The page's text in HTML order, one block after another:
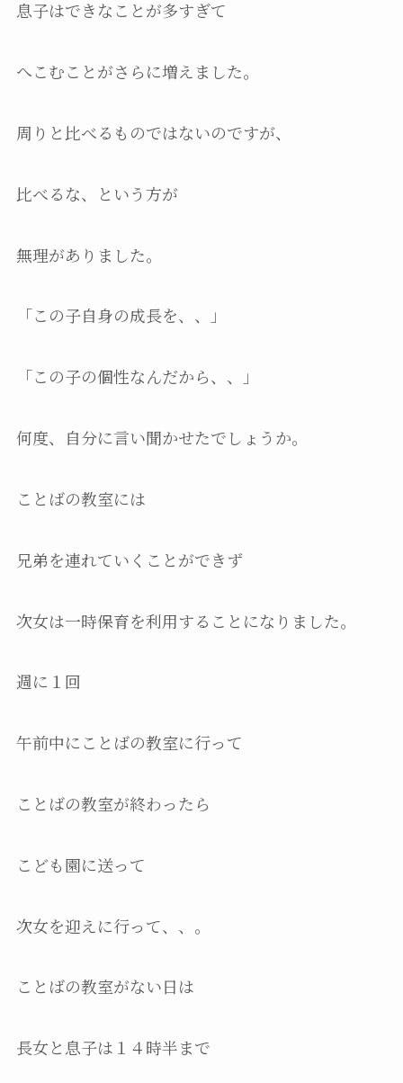
息子はできなことが多すぎて
へこむことがさらに増えました。
周りと比べるものではないのですが、
比べるな、という方が
無理がありました。
「この子自身の成長を、、」
「この子の個性なんだから、、」
何度、自分に言い聞かせたでしょうか。
ことばの教室には
兄弟を連れていくことができず
次女は一時保育を利用することになりました。
週に１回
午前中にことばの教室に行って
ことばの教室が終わったら
こども園に送って
次女を迎えに行って、、。
ことばの教室がない日は
長女と息子は１４時半まで